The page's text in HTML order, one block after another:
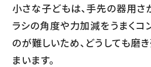
小さな子どもは、手先の器用さ
ラシの角度や力加減をうまくコ
のが難しいため、どうしても磨
まいます。